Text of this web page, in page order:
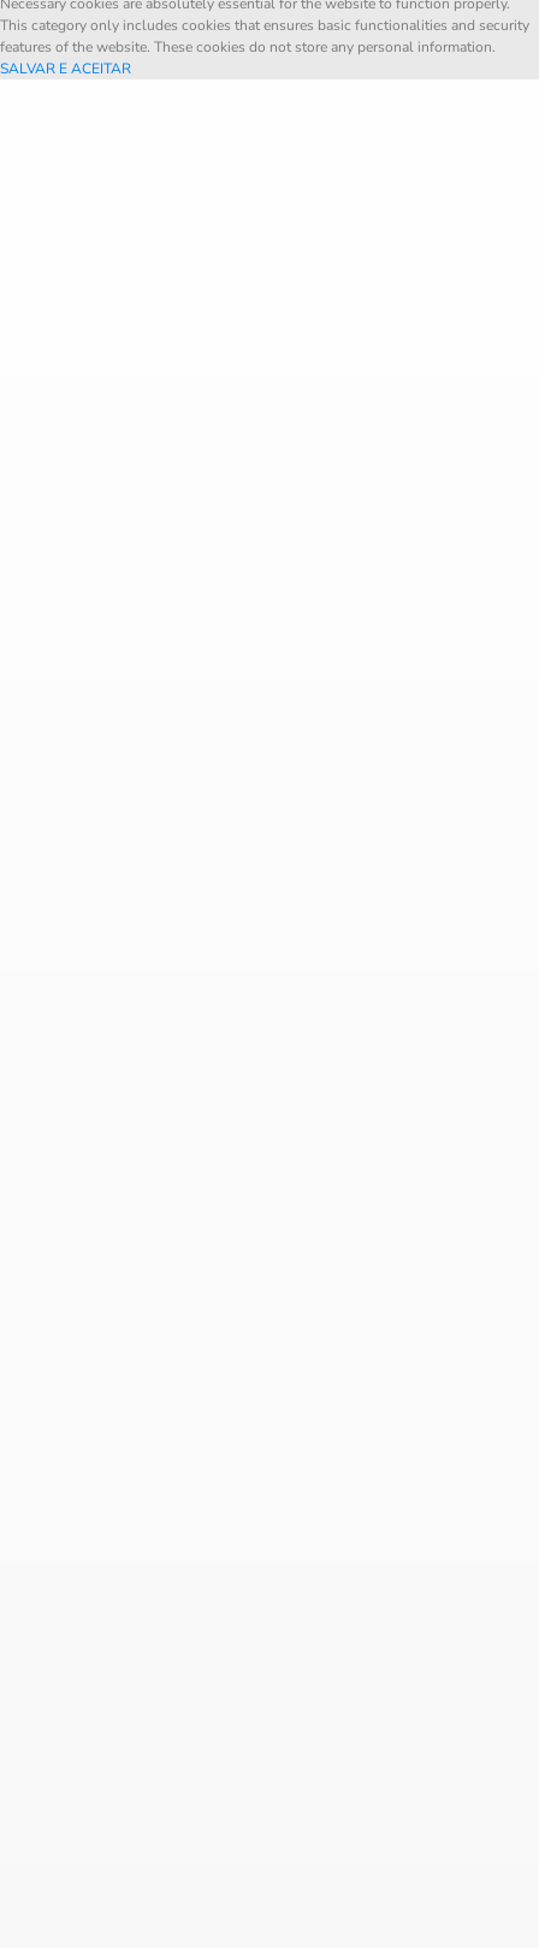
Necessary cookies are absolutely essential for the website to function properly.
This category only includes cookies that ensures basic functionalities and security
features of the website. These cookies do not store any personal information.
SALVAR E ACEITAR